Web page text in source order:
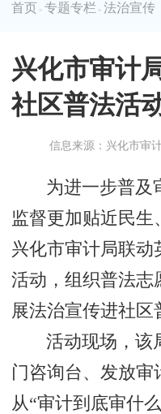
首页 > 专题专栏 > 法治宣传
兴化市审计
社区普法活
信息来源：兴化市审
为进一步普及
监督更加贴近民生
兴化市审计局联动
活动，组织普法志
展法治宣传进社区
活动现场，该
门咨询台、发放审
从“审计到底审什